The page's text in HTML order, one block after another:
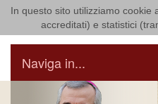
In questo sito utilizziamo cookie
accreditati) e statistici
Arcidiocesi di
Naviga in...